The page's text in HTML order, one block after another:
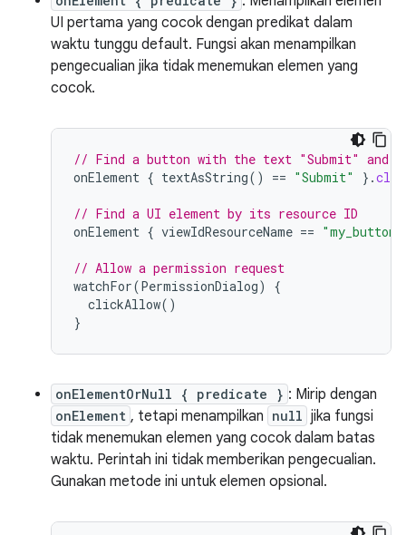
UI pertama yang cocok dengan predikat dalam
waktu tunggu default. Fungsi akan menampilkan
pengecualian jika tidak menemukan elemen yang
cocok.
// Find a button with the text "Submit" and
onElement { textAsString() == "Submit" }.
// Find a UI element by its resource ID
onElement { viewIdResourceName ==
// Allow a permission request
watchFor(PermissionDialog)
{
clickAllow()
}
onElementOrNull { predicate } : Mirip dengan
onElement , tetapi menampilkan null jika fungsi
tidak menemukan elemen yang cocok dalam batas
waktu. Perintah ini tidak memberikan pengecualian.
Gunakan metode ini untuk elemen opsional.